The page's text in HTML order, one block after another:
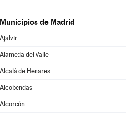
Municipios de Madrid
Ajalvir
Alameda del Valle
Alcalá de Henares
Alcobendas
Alcorcón